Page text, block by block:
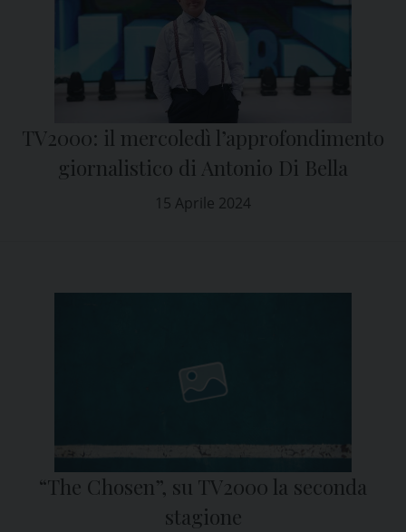
15 Aprile 2024
TV2000: il mercoledì l’approfondimento
giornalistico di Antonio Di Bella
“The Chosen”, su TV2000 la seconda
stagione